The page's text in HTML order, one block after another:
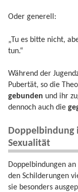
Oder generell:
„Tu es bitte nicht,
tun.“
Während der
Pubertät, so die
gebunden und ihr
dennoch auch die
Doppelbindung
Sexualität
Doppelbindungen
den Schilderungen
sie besonders